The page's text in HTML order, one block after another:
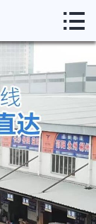
北地区
东地区
北地区
中地区
